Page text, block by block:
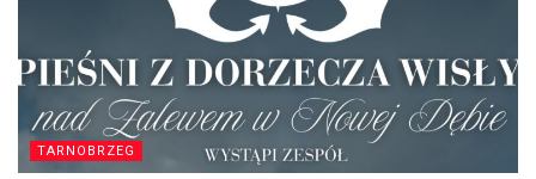
TARNOBRZEG